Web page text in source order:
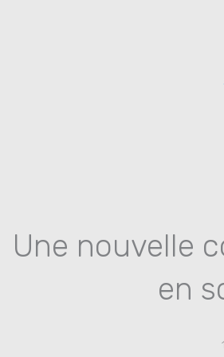
Une nouvelle
en